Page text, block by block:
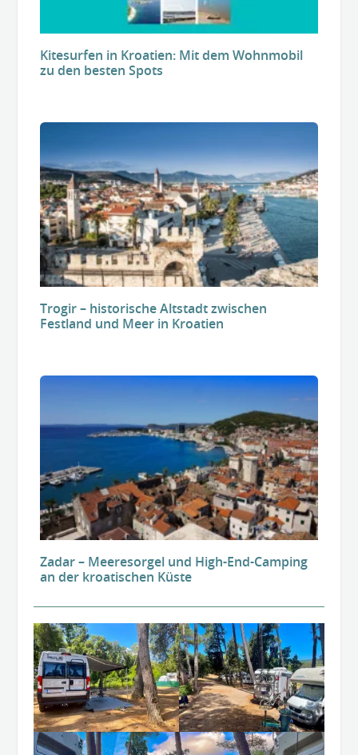
Kitesurfen in Kroatien: Mit dem Wohnmobil
zu den besten Spots
Trogir – historische Altstadt zwischen
Festland und Meer in Kroatien
Zadar – Meeresorgel und High-End-Camping
an der kroatischen Küste